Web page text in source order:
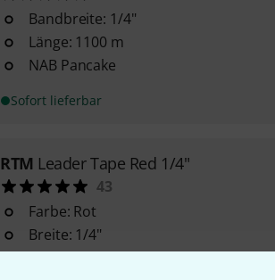
Bandbreite: 1/4"
Länge: 1100 m
NAB Pancake
Sofort lieferbar
RTM Leader Tape Red 1/4"
43
Farbe: Rot
Breite: 1/4"
Länge: 250 m